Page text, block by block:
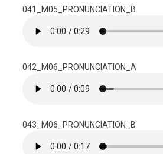
041_M05_PRONUNCIATION_B
042_M06_PRONUNCIATION_A
043_M06_PRONUNCIATION_B